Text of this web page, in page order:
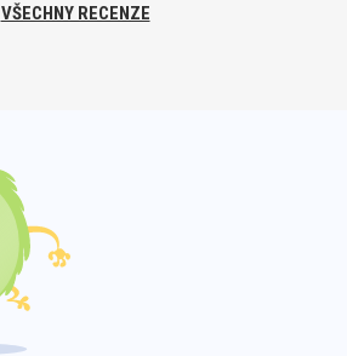
VŠECHNY RECENZE